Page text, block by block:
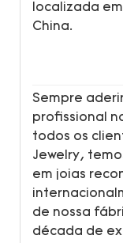
localizada
China.
Sempre
profissional
todos os
Jewelry,
em joias
de nossa
década de